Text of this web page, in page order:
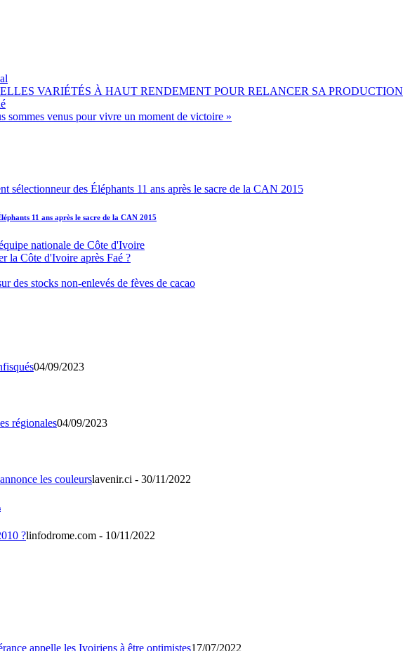
VARIÉTÉS À HAUT RENDEMENT POUR RELANCER SA PRODUCTION
venus pour vivre un moment de victoire »
11 ans après le sacre de la CAN 2015
nationale de Côte d'Ivoire
la Côte d'Ivoire après Faé ?
des stocks non-enlevés de fèves de cacao
04/09/2023
04/09/2023
lavenir.ci - 30/11/2022
linfodrome.com - 10/11/2022
17/07/2022